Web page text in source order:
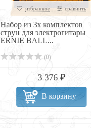
избранное сравнить
Набор из 3х комплектов
струн для электрогитары
ERNIE BALL...
(0)
3 376 ₽
В корзину